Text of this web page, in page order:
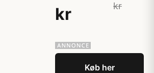
kr
kr
Køb her